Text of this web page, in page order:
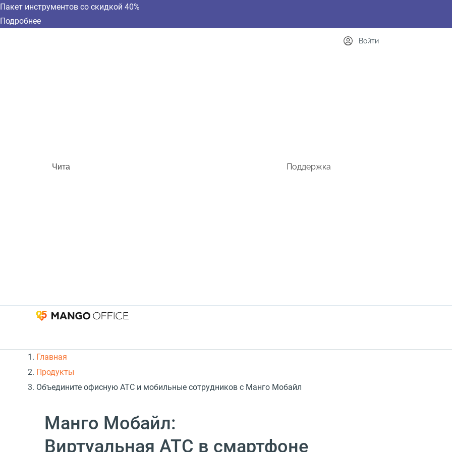
Пакет инструментов со скидкой 40%
Подробнее
Чита Поддержка
Войти
Главная
Продукты
Объедините офисную АТС и мобильные сотрудников c Манго Мобайл
Манго Мобайл:
Виртуальная АТС в смартфоне